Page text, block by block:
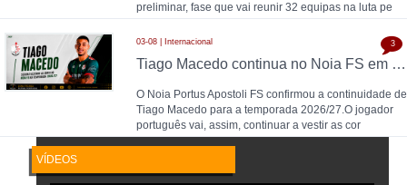
preliminar, fase que vai reunir 32 equipas na luta pe
03-08 | Internacional
Tiago Macedo continua no Noia FS em 2026/27
O Noia Portus Apostoli FS confirmou a continuidade de
Tiago Macedo para a temporada 2026/27.O jogador
português vai, assim, continuar a vestir as cor
3
VÍDEOS